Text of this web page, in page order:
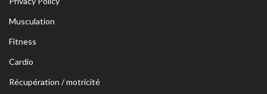
Musculation
Fitness
Cardio
Récupération / motricité